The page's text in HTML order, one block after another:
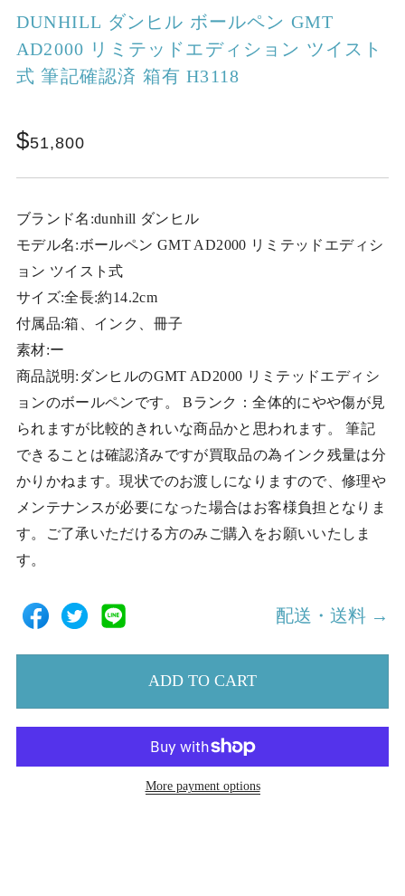
DUNHILL ダンヒル ボールペン GMT
AD2000 リミテッドエディション ツイスト
式 筆記確認済 箱有 H3118
51,800
ブランド名:dunhill ダンヒル
モデル名:ボールペン GMT AD2000 リミテッドエディシ
ョン ツイスト式
サイズ:全長:約14.2cm
付属品:箱、インク、冊子
素材:ー
商品説明:ダンヒルのGMT AD2000 リミテッドエディシ
ョンのボールペンです。 Bランク：全体的にやや傷が見
られますが比較的きれいな商品かと思われます。 筆記
できることは確認済みですが買取品の為インク残量は分
かりかねます。現状でのお渡しになりますので、修理や
メンテナンスが必要になった場合はお客様負担となりま
す。ご了承いただける方のみご購入をお願いいたしま
す。
配送・送料 →
ADD TO CART
More payment options